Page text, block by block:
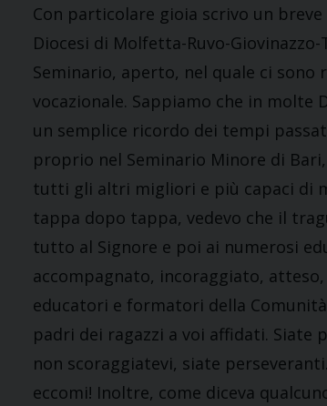
Con particolare gioia scrivo un
Diocesi di Molfetta-Ruvo-
Seminario, aperto, nel quale ci
vocazionale. Sappiamo che in molte
un semplice ricordo dei tempi
proprio nel Seminario Minore di
tutti gli altri migliori e più capaci di
tappa dopo tappa, vedevo che il
tutto al Signore e poi ai numerosi
accompagnato, incoraggiato,
educatori e formatori della
padri dei ragazzi a voi affidati. Siate
non scoraggiatevi, siate
eccomi! Inoltre, come diceva